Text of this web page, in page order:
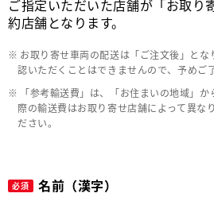
ご指定いただいた店舗が「お取り
約店舗となります。
お取り寄せ車両の配送は「ご注文後」と
認いただくことはできませんので、予めご
「参考輸送費」は、「お住まいの地域」
際の輸送費はお取り寄せ店舗によって異な
ださい。
必須 名前（漢字）